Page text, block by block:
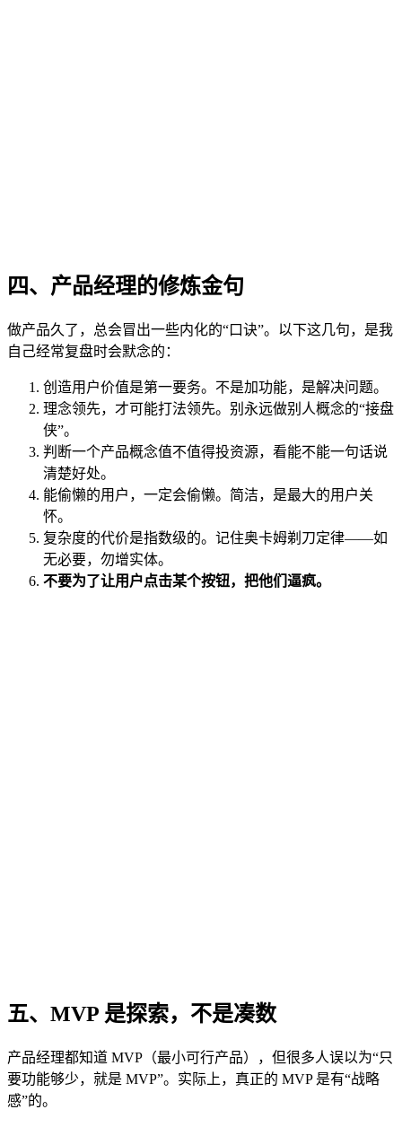
四、产品经理的修炼金句
做产品久了，总会冒出一些内化的“口诀”。以下这几句，是我
自己经常复盘时会默念的：
创造用户价值是第一要务。不是加功能，是解决问题。
理念领先，才可能打法领先。别永远做别人概念的“接盘
侠”。
判断一个产品概念值不值得投资源，看能不能一句话说
清楚好处。
能偷懒的用户，一定会偷懒。简洁，是最大的用户关
怀。
复杂度的代价是指数级的。记住奥卡姆剃刀定律——如
无必要，勿增实体。
不要为了让用户点击某个按钮，把他们逼疯。
五、MVP 是探索，不是凑数
产品经理都知道 MVP（最小可行产品），但很多人误以为“只
要功能够少，就是 MVP”。实际上，真正的 MVP 是有“战略
感”的。